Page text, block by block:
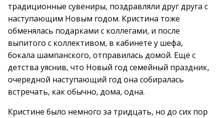
традиционные сувениры, поздравляли друг друга с
наступающим Новым годом. Кристина тоже
обменялась подарками с коллегами, и после
выпитого с коллективом, в кабинете у шефа,
бокала шампанского, отправилась домой. Ещё с
детства уяснив, что Новый год семейный праздник,
очередной наступающий год она собиралась
встречать, как обычно, дома, одна.
Кристине было немного за тридцать, но до сих пор